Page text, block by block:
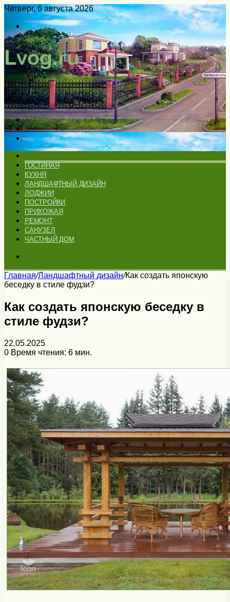
Четверг, 6 августа 2026
Войти
Switch
skin
Меню
Искать
Switch
skin
ГОСТИНАЯ
КУХНЯ
ЛАНДШАФТНЫЙ ДИЗАЙН
ЛОДЖИИ
ПОСТРОЙКИ
ПРИХОЖАЯ
РЕМОНТ
САНУЗЕЛ
ЧАСТНЫЙ ДОМ
Главная/Ландшафтный дизайн/Как создать японскую
беседку в стиле фудзи?
Как создать японскую беседку в
стиле фудзи?
22.05.2025
0 Время чтения: 6 мин.